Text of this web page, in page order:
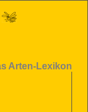
Arten-Lexikon